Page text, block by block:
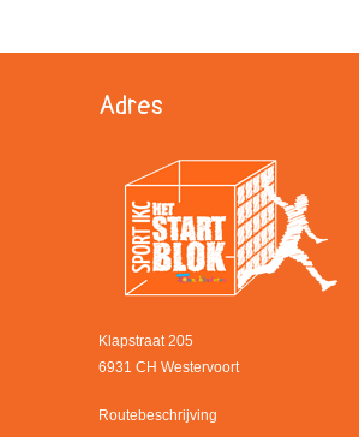
Adres
Klapstraat 205
6931 CH Westervoort
Routebeschrijving